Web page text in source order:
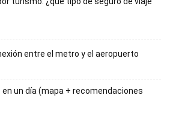
entre el metro y el aeropuerto
en un día (mapa + recomendaciones